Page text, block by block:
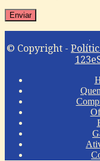
© Copyright -